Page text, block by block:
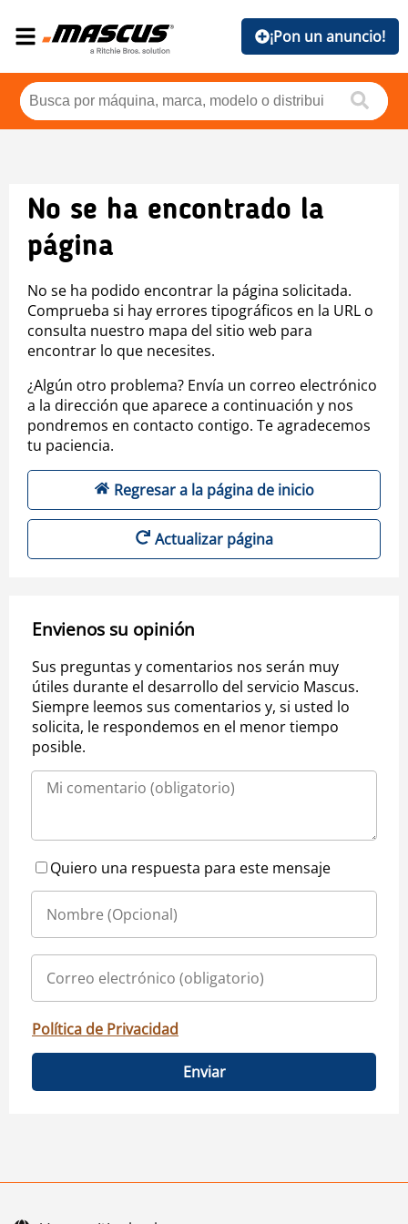
¡Pon un anuncio!
No se ha encontrado la
página
No se ha podido encontrar la página solicitada.
Comprueba si hay errores tipográficos en la URL o
consulta nuestro mapa del sitio web para
encontrar lo que necesites.
¿Algún otro problema? Envía un correo electrónico
a la dirección que aparece a continuación y nos
pondremos en contacto contigo. Te agradecemos
tu paciencia.
Regresar a la página de inicio
Actualizar página
Envienos su opinión
Sus preguntas y comentarios nos serán muy
útiles durante el desarrollo del servicio Mascus.
Siempre leemos sus comentarios y, si usted lo
solicita, le respondemos en el menor tiempo
posible.
Quiero una respuesta para este mensaje
Política de Privacidad
Enviar